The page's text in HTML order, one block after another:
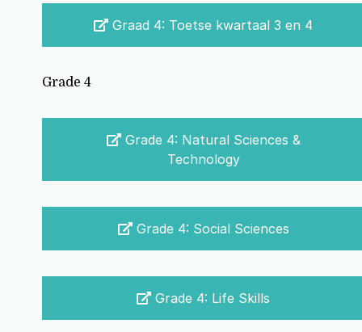
Graad 4: Toetse kwartaal 3 en 4
Grade 4
Grade 4: Natural Sciences &
Technology
Grade 4: Social Sciences
Grade 4: Life Skills